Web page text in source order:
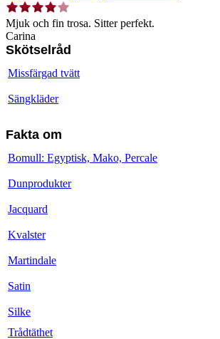
Mjuk och fin trosa. Sitter perfekt.
Carina
Skötselråd
Missfärgad tvätt
Sängkläder
Fakta om
Bomull: Egyptisk, Mako, Percale
Dunprodukter
Jacquard
Kvalster
Martindale
Satin
Silke
Trådtäthet